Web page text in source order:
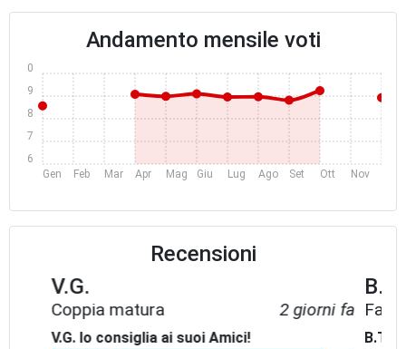
Andamento mensile voti
Gen Feb Mar Apr Mag Giu Lug Ago Set Ott Nov
6
7
8
9
10
Recensioni
V.G.
Coppia matura 2 giorni fa
V.G. lo consiglia ai suoi Amici!
B.T.
B.T.